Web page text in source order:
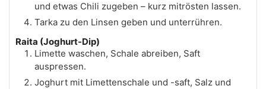
und etwas Chili zugeben – kurz mitrösten lassen.
Tarka zu den Linsen geben und unterrühren.
Raita (Joghurt-Dip)
Limette waschen, Schale abreiben, Saft
auspressen.
Joghurt mit Limettenschale und -saft, Salz und